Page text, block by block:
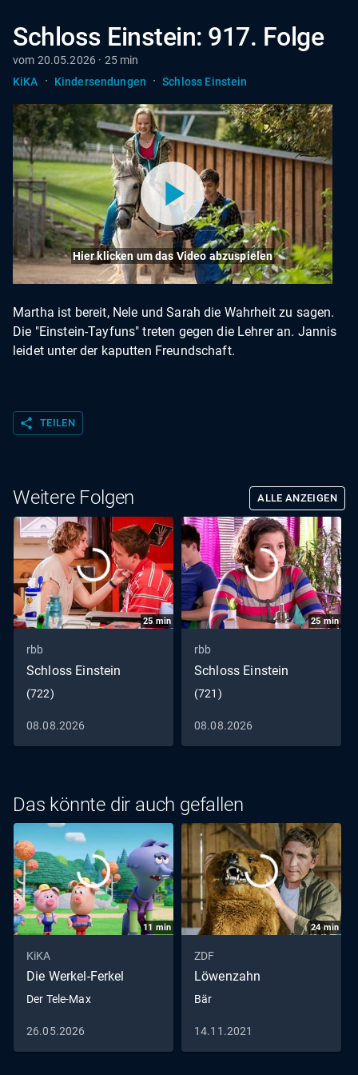
Schloss Einstein: 917. Folge
vom 20.05.2026 · 25 min
KiKA
· Kindersendungen · Schloss Einstein
Hier klicken um das Video abzuspielen
Martha ist bereit, Nele und Sarah die Wahrheit zu sagen.
Die "Einstein-Tayfuns" treten gegen die Lehrer an. Jannis
leidet unter der kaputten Freundschaft.
share TEILEN
Weitere Folgen ALLE ANZEIGEN
25min
rbb
Schloss Einstein
(722)
08.08.2026
25 min
rbb
Schloss Einstein
(721)
08.08.2026
Das könnte dir auch gefallen
11 min
KiKA
Die Werkel-Ferkel
Der Tele-Max
26.05.2026
24min
ZDF
Löwenzahn
Bär
14.11.2021